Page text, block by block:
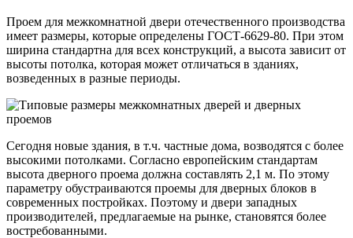
Проем для межкомнатной двери отечественного производства
имеет размеры, которые определены ГОСТ-6629-80. При этом
ширина стандартна для всех конструкций, а высота зависит от
высоты потолка, которая может отличаться в зданиях,
возведенных в разные периоды.
Сегодня новые здания, в т.ч. частные дома, возводятся с более
высокими потолками. Согласно европейским стандартам
высота дверного проема должна составлять 2,1 м. По этому
параметру обустраиваются проемы для дверных блоков в
современных постройках. Поэтому и двери западных
производителей, предлагаемые на рынке, становятся более
востребованными.